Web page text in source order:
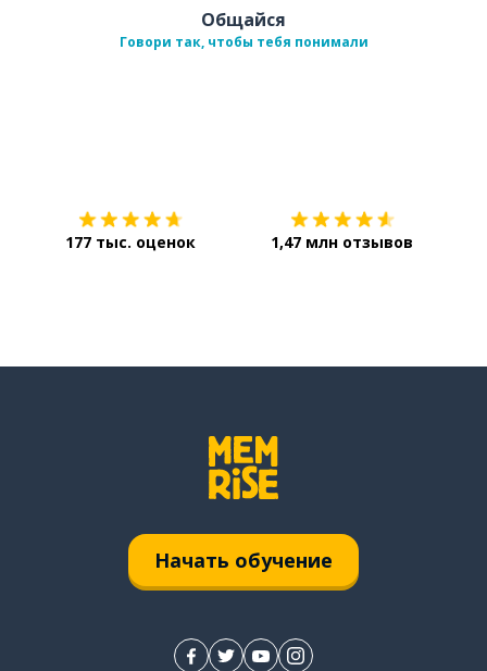
Общайся
Говори так, чтобы тебя понимали
177 тыс. оценок 1,47 млн отзывов
Начать обучение